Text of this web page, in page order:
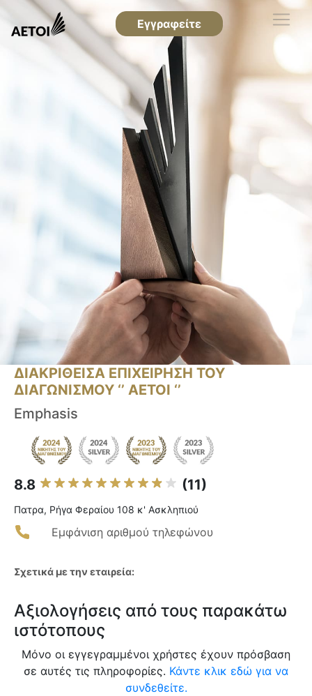
Εγγραφείτε
ΔΙΑΚΡΙΘΕΙΣΑ ΕΠΙΧΕΙΡΗΣΗ ΤΟΥ
ΔΙΑΓΩΝΙΣΜΟΥ ‘’ ΑΕΤΟΙ ‘’
Emphasis
8.8 (11)
Πατρα, Ρήγα Φεραίου 108 κ' Ασκληπιού
Εμφάνιση αριθμού τηλεφώνου
Σχετικά με την εταιρεία:
Αξιολογήσεις από τους παρακάτω
ιστότοπους
Μόνο οι εγγεγραμμένοι χρήστες έχουν πρόσβαση
σε αυτές τις πληροφορίες. Κάντε κλικ εδώ για να
συνδεθείτε.